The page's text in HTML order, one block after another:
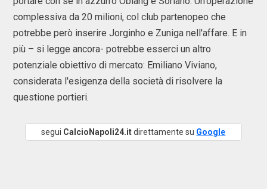
complessiva da 20 milioni, col club partenopeo che
potrebbe però inserire Jorginho e Zuniga nell'affare. E in
più – si legge ancora- potrebbe esserci un altro
potenziale obiettivo di mercato: Emiliano Viviano,
considerata l'esigenza della società di risolvere la
questione portieri.
segui CalcioNapoli24.itdirettamente su Google